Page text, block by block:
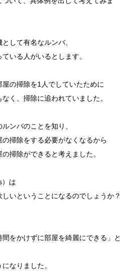
して有名なルンバ、
いる人がいるとします。
の掃除を1人でしていたために
く、掃除に追われていました。
ンバのことを知り、
掃除をする必要がなくなるから
掃除ができると考えました。
）は
いということになるのでしょうか？
間をかけずに部屋を綺麗にできる」と
なりました。